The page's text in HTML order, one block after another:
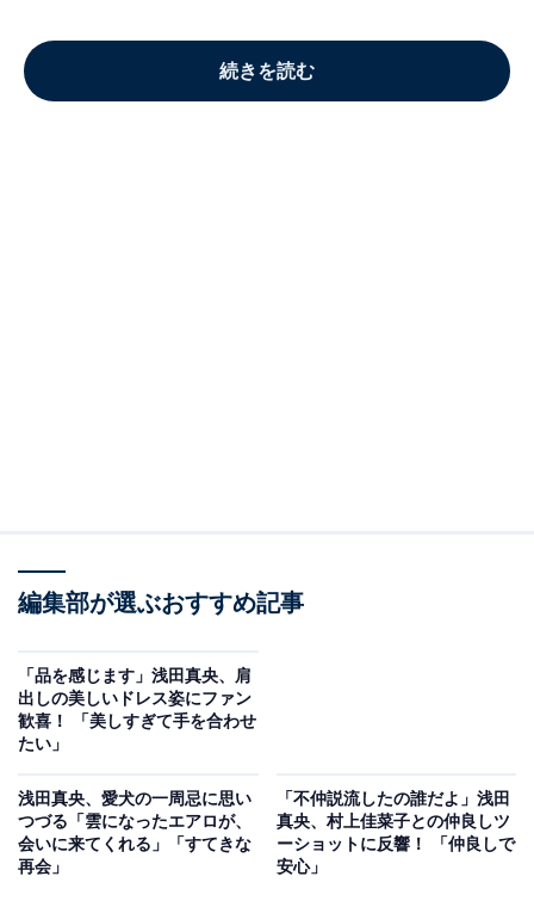
続きを読む
編集部が選ぶおすすめ記事
「品を感じます」浅田真央、肩
出しの美しいドレス姿にファン
歓喜！ 「美しすぎて手を合わせ
たい」
浅田真央、愛犬の一周忌に思い
つづる「雲になったエアロが、
会いに来てくれる」「すてきな
再会」
「不仲説流したの誰だよ」浅田
真央、村上佳菜子との仲良しツ
ーショットに反響！ 「仲良しで
安心」